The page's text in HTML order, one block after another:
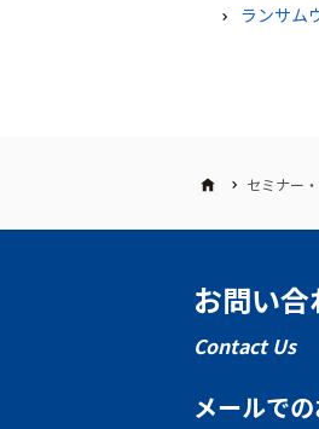
ランサム
セミナー
お問い合
Contact Us
メールで